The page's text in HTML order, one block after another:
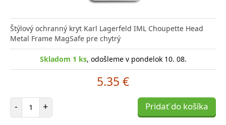
Štýlový ochranný kryt Karl Lagerfeld IML Choupette Head
Metal Frame MagSafe pre chytrý
Skladom 1 ks, odošleme v pondelok 10. 08.
5.35 €
- Počet položiek
+ Pridať do košíka